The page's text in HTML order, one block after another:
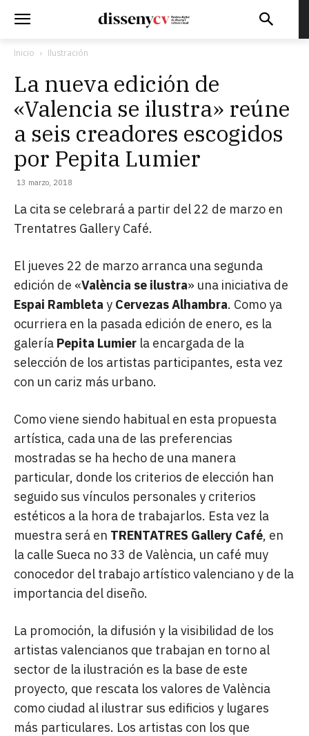
Inicio Ilustración
La nueva edición de
«Valencia se ilustra» reúne
a seis creadores escogidos
por Pepita Lumier
13 marzo, 2018
La cita se celebrará a partir del 22 de marzo en
Trentatres Gallery Café.
El jueves 22 de marzo arranca una segunda
edición de «València se ilustra» una iniciativa de
Espai Rambleta y Cervezas Alhambra. Como ya
ocurriera en la pasada edición de enero, es la
galería Pepita Lumier la encargada de la
selección de los artistas participantes, esta vez
con un cariz más urbano.
Como viene siendo habitual en esta propuesta
artística, cada una de las preferencias
mostradas se ha hecho de una manera
particular, donde los criterios de elección han
seguido sus vínculos personales y criterios
estéticos a la hora de trabajarlos. Esta vez la
muestra será en TRENTATRES Gallery Café, en
la calle Sueca no 33 de València, un café muy
conocedor del trabajo artístico valenciano y de la
importancia del diseño.
La promoción, la difusión y la visibilidad de los
artistas valencianos que trabajan en torno al
sector de la ilustración es la base de este
proyecto, que rescata los valores de València
como ciudad al ilustrar sus edificios y lugares
más particulares. Los artistas con los que